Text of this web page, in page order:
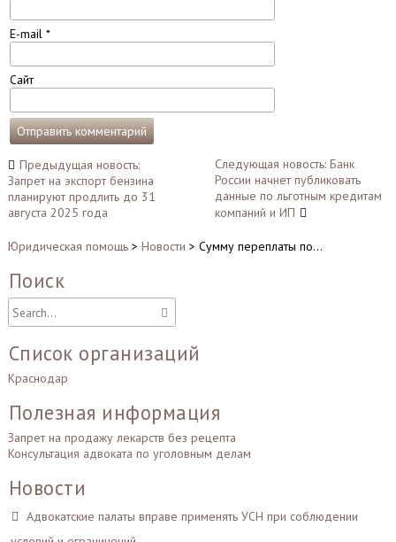
E-mail *
Сайт
Навигация
по
записям
Предыдущая новость:
Запрет на экспорт бензина
планируют продлить до 31
августа 2025 года
Следующая новость: Банк
России начнет публиковать
данные по льготным кредитам
компаний и ИП
Юридическая помощь> Новости > Сумму переплаты по…
Поиск
Список организаций
Краснодар
Полезная информация
Запрет на продажу лекарств без рецепта
Консультация адвоката по уголовным делам
Новости
Адвокатские палаты вправе применять УСН при соблюдении